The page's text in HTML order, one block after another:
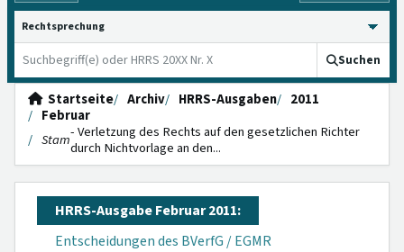
HRRS durchsuchen
Suchen
Startseite Archiv HRRS-Ausgaben
2011
Februar
Stam- Verletzung des Rechts auf den gesetzlichen Richter
durch Nichtvorlage an den...
HRRS-Ausgabe Februar 2011:
Entscheidungen des BVerfG / EGMR